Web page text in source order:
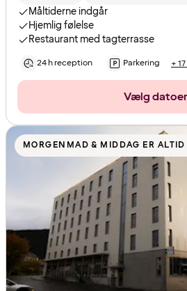
Måltiderne indgår
Hjemlig følelse
Restaurant med tagterrasse
24 h reception Parkering +
Vælg datoer
MORGENMAD & MIDDAG ER